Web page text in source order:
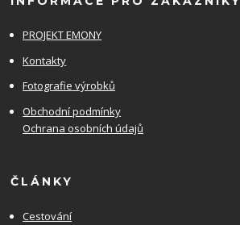
PROJEKT EMONY
Kontakty
Fotografie výrobků
Obchodní podmínky
Ochrana osobních údajů
ČLÁNKY
Cestování